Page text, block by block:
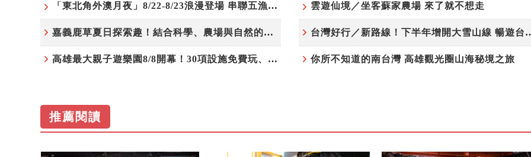
「東北角外澳月夜」8/22-8/23浪漫登場 串聯五漁村、音樂、市集、火舞與慢旅共度夏夜
嘉義鹿草夏日探索趣！結合科學、農場與自然的親子小旅行
高雄最大親子遊樂園8/8開幕！30項設施免費玩、YOYO家族嗨翻暑假
雲遊仙境／坐客蘇家農場 來了就不想走
台灣好行／新路線！下
你所不知道的南台灣 高雄觀光圈山海秘境之旅
推薦閱讀